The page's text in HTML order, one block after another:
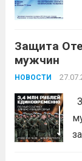
Защита
мужчин
НОВОСТИ